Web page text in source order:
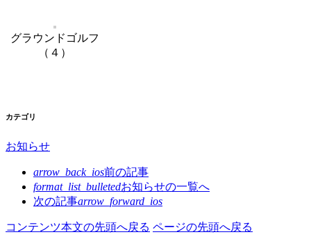
グラウンドゴルフ
（４）
カテゴリ
お知らせ
arrow_back_ios前の記事
format_list_bulletedお知らせの一覧へ
次の記事arrow_forward_ios
コンテンツ本文の先頭へ戻る ページの先頭へ戻る